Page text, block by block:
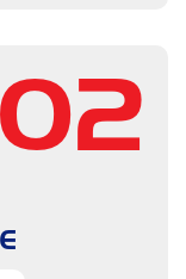
02